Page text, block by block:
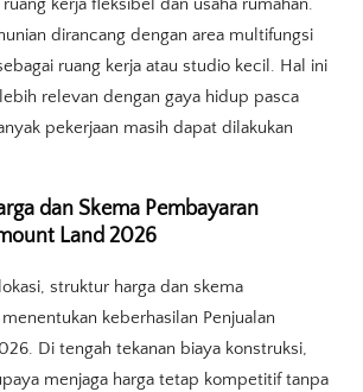
kerja fleksibel dan usaha rumahan.
dirancang dengan area multifungsi
ruang kerja atau studio kecil. Hal ini
relevan dengan gaya hidup pasca
pekerjaan masih dapat dilakukan
dan Skema Pembayaran
Land 2026
struktur harga dan skema
keberhasilan Penjualan
Di tengah tekanan biaya konstruksi,
menjaga harga tetap kompetitif tanpa